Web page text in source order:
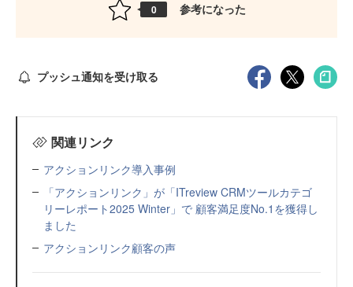
0 参考になった
プッシュ通知を受け取る
関連リンク
アクションリンク導入事例
「アクションリンク」が「ITreview CRMツールカテゴ
リーレポート2025 Winter」で 顧客満足度No.1を獲得し
ました
アクションリンク顧客の声